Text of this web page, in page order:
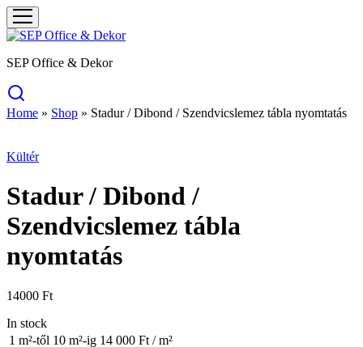
SEP Office & Dekor
Home » Shop » Stadur / Dibond / Szendvicslemez tábla nyomtatás
Kültér
Stadur / Dibond /
Szendvicslemez tábla
nyomtatás
14000 Ft
In stock
1 m²-től 10 m²-ig 14 000 Ft / m²